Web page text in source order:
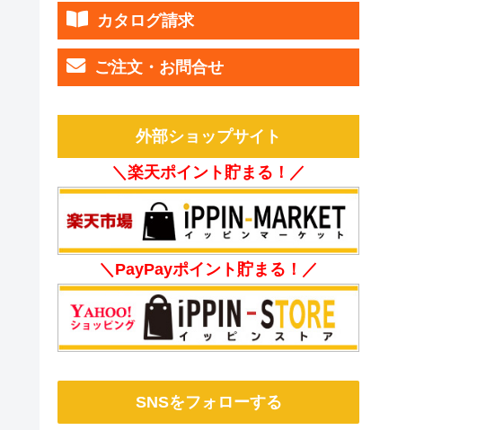
カタログ請求
ご注文・お問合せ
外部ショップサイト
＼楽天ポイント貯まる！／
＼PayPayポイント貯まる！／
SNSをフォローする